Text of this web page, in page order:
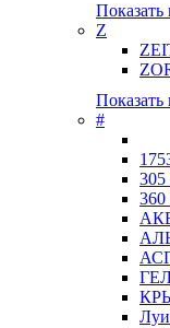
Показать
Z
Показать
#
305